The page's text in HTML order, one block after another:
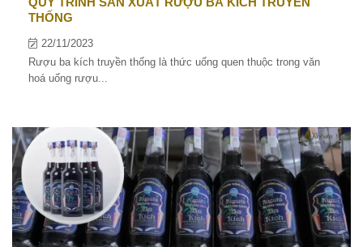
THỐNG
Rượu ba kích truyền thống là thức uống quen thuộc trong văn
hoá uống rượu...
22/11/2023